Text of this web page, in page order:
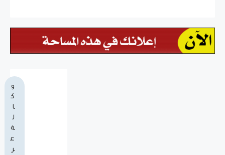
و
ك
ا
ل
ة
ع
ر